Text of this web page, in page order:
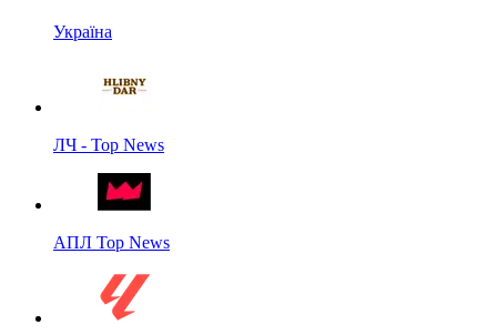
Україна
ЛЧ - Top News
АПЛ Top News